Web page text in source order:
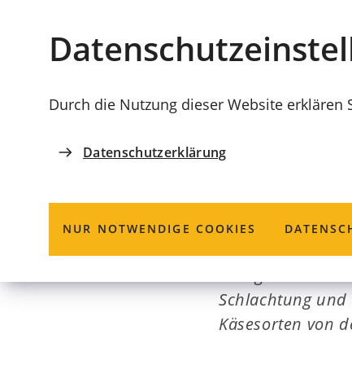
Durch die Nutzung dieser Website erklären
Datenschutzerklärung
NUR NOTWENDIGE COOKIES
Coburg
COBURGER MÄRKTE
Schlachtung
Käsesorten von